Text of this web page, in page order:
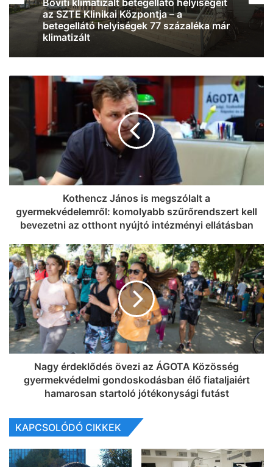
Normális közlekedési lehetőségeket és
infrastruktúra-fejlesztést követelnek a
Klebelsberg-telepiek
Kothencz János is megszólalt a
gyermekvédelemről: komolyabb szűrőrendszert kell
bevezetni az otthont nyújtó intézményi ellátásban
Nagy érdeklődés övezi az ÁGOTA Közösség
gyermekvédelmi gondoskodásban élő fiataljaiért
hamarosan startoló jótékonysági futást
KAPCSOLÓDÓ CIKKEK